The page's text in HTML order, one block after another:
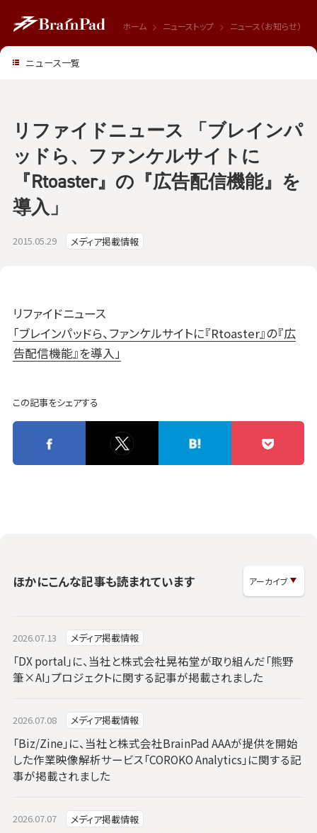
ホーム ニューストップ ニュース（お知らせ）
2015.05.29 メディア掲載情報
リファイドニュース 「ブレインパ
ッドら、ファンケルサイトに
『Rtoaster』の『広告配信機能』を
導入」
リファイドニュース
「ブレインパッドら、ファンケルサイトに『Rtoaster』の『広
告配信機能』を導入」
この記事をシェアする
ほかにこんな記事も読まれています
2026.07.13 メディア掲載情報
「DX portal」に、当社と株式会社晃祐堂が取り組んだ「熊野
筆×AI」プロジェクトに関する記事が掲載されました
2026.07.08 メディア掲載情報
「Biz/Zine」に、当社と株式会社BrainPad AAAが提供を開始
した作業映像解析サービス「COROKO Analytics」に関する記
事が掲載されました
2026.07.07 メディア掲載情報
ニュース一覧